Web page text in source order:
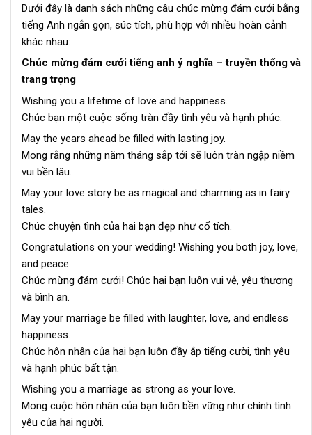
Dưới đây là danh sách những câu chúc mừng đám cưới bằng
tiếng Anh ngắn gọn, súc tích, phù hợp với nhiều hoàn cảnh
khác nhau:
Chúc mừng đám cưới tiếng anh ý nghĩa – truyền thống và
trang trọng
Wishing you a lifetime of love and happiness.
Chúc bạn một cuộc sống tràn đầy tình yêu và hạnh phúc.
May the years ahead be filled with lasting joy.
Mong rằng những năm tháng sắp tới sẽ luôn tràn ngập niềm
vui bền lâu.
May your love story be as magical and charming as in fairy
tales.
Chúc chuyện tình của hai bạn đẹp như cổ tích.
Congratulations on your wedding! Wishing you both joy, love,
and peace.
Chúc mừng đám cưới! Chúc hai bạn luôn vui vẻ, yêu thương
và bình an.
May your marriage be filled with laughter, love, and endless
happiness.
Chúc hôn nhân của hai bạn luôn đầy ắp tiếng cười, tình yêu
và hạnh phúc bất tận.
Wishing you a marriage as strong as your love.
Mong cuộc hôn nhân của bạn luôn bền vững như chính tình
yêu của hai người.